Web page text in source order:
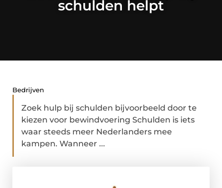
schulden helpt
Bedrijven
Zoek hulp bij schulden bijvoorbeeld door te
kiezen voor bewindvoering Schulden is iets
waar steeds meer Nederlanders mee
kampen. Wanneer ...